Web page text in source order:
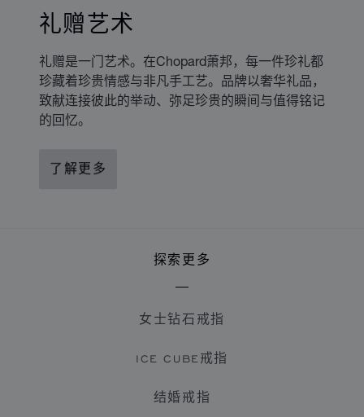
礼赠艺术
礼赠是一门艺术。在Chopard萧邦，每一件珍礼都
珍藏着珍贵情感与非凡手工艺。品牌以奢华礼品，
致献连接彼此的举动、弥足珍贵的瞬间与值得铭记
的回忆。
了解更多
探索更多
女士钻石戒指
ICE CUBE戒指
结婚戒指